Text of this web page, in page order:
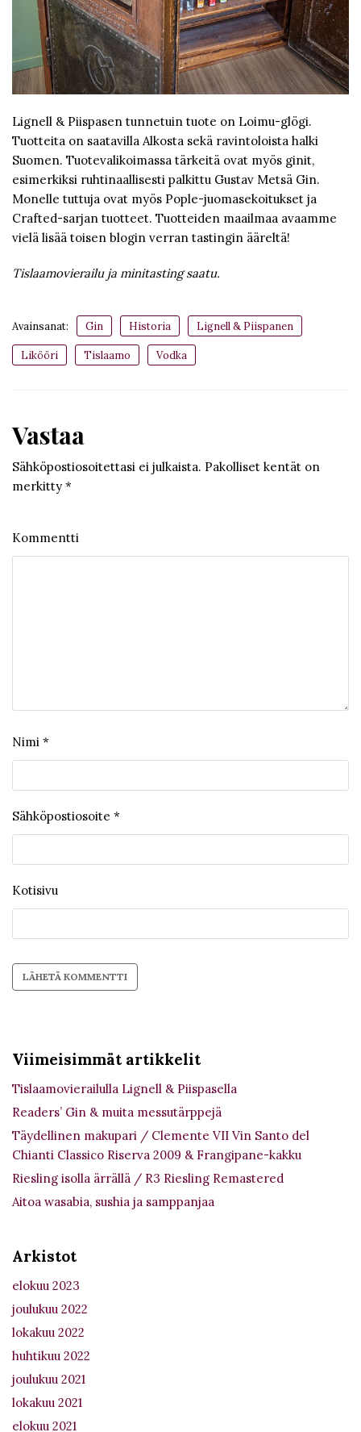
Lignell & Piispasen tunnetuin tuote on Loimu-glögi.
Tuotteita on saatavilla Alkosta sekä ravintoloista halki
Suomen. Tuotevalikoimassa tärkeitä ovat myös ginit,
esimerkiksi ruhtinaallisesti palkittu Gustav Metsä Gin.
Monelle tuttuja ovat myös Pople-juomasekoitukset ja
Crafted-sarjan tuotteet. Tuotteiden maailmaa avaamme
vielä lisää toisen blogin verran tastingin ääreltä!
Tislaamovierailu ja minitasting saatu.
Avainsanat: Gin Historia Lignell & Piispanen
Likööri Tislaamo Vodka
Vastaa
Sähköpostiosoitettasi ei julkaista. Pakolliset kentät on
merkitty *
Kommentti
Nimi *
Sähköpostiosoite *
Kotisivu
Viimeisimmät artikkelit
Tislaamovierailulla Lignell & Piispasella
Readers’ Gin & muita messutärppejä
Täydellinen makupari / Clemente VII Vin Santo del
Chianti Classico Riserva 2009 & Frangipane-kakku
Riesling isolla ärrällä / R3 Riesling Remastered
Aitoa wasabia, sushia ja samppanjaa
Arkistot
elokuu 2023
joulukuu 2022
lokakuu 2022
huhtikuu 2022
joulukuu 2021
lokakuu 2021
elokuu 2021